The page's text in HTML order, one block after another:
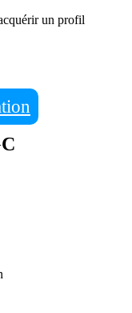
un profil